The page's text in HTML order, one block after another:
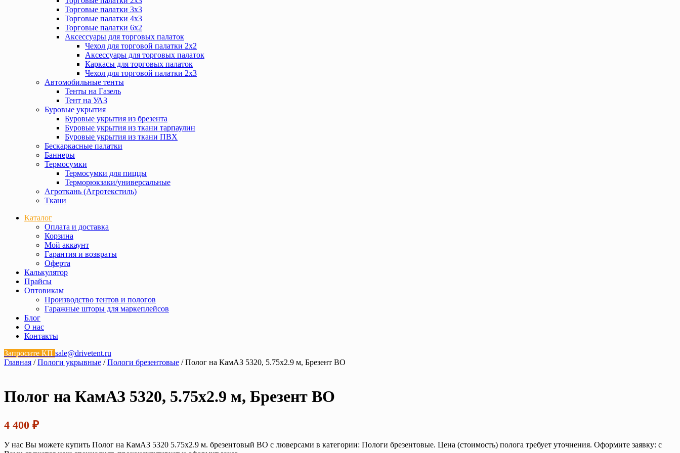
Торговые палатки 3х3
Торговые палатки 4х3
Торговые палатки 6х2
Аксессуары для торговых палаток
Чехол для торговой палатки 2х2
Аксессуары для торговых палаток
Каркасы для торговых палаток
Чехол для торговой палатки 2х3
Автомобильные тенты
Тенты на Газель
Тент на УАЗ
Буровые укрытия
Буровые укрытия из брезента
Буровые укрытия из ткани тарпаулин
Буровые укрытия из ткани ПВХ
Бескаркасные палатки
Баннеры
Термосумки
Термосумки для пиццы
Терморюкзаки/универсальные
Агроткань (Агротекстиль)
Ткани
Каталог
Оплата и доставка
Корзина
Мой аккаунт
Гарантия и возвраты
Оферта
Калькулятор
Прайсы
Оптовикам
Производство тентов и пологов
Гаражные шторы для маркеплейсов
Блог
О нас
Контакты
Запросите КП sale@drivetent.ru
Главная /Пологи укрывные /Пологи брезентовые / Полог на КамАЗ 5320, 5.75х2.9 м, Брезент ВО
Полог на КамАЗ 5320, 5.75х2.9 м, Брезент ВО
4 400 ₽
У нас Вы можете купить Полог на КамАЗ 5320 5.75х2.9 м. брезентовый ВО с люверсами в категории: Пологи брезентовые. Цена (стоимость) полога требует уточнения. Оформите заявку: с